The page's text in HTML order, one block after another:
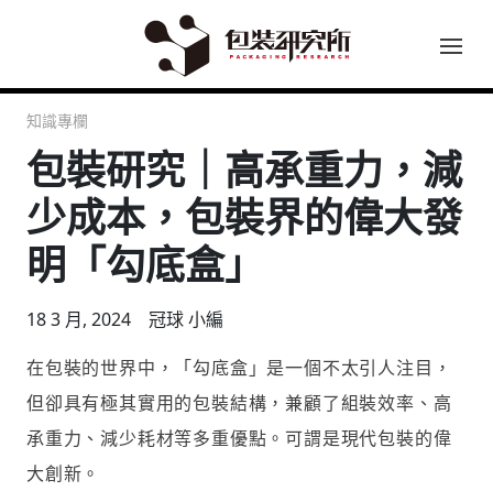
知識專欄
包裝研究｜高承重力，減
少成本，包裝界的偉大發
明「勾底盒」
18 3 月, 2024
冠球 小編
在包裝的世界中，「勾底盒」是一個不太引人注目，
但卻具有極其實用的包裝結構，兼顧了組裝效率、高
承重力、減少耗材等多重優點。可謂是現代包裝的偉
大創新。